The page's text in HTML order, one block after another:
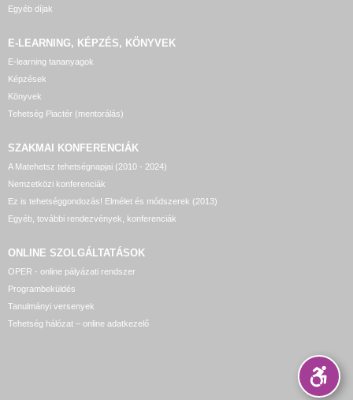
Egyéb díjak
E-LEARNING, KÉPZÉS, KÖNYVEK
E-learning tananyagok
Képzések
Könyvek
Tehetség Piactér (mentorálás)
SZAKMAI KONFERENCIÁK
A Matehetsz tehetségnapjai (2010 - 2024)
Nemzetközi konferenciák
Ez is tehetséggondozás! Elmélet és módszerek (2013)
Egyéb, további rendezvények, konferenciák
ONLINE SZOLGÁLTATÁSOK
OPER - online pályázati rendszer
Programbeküldés
Tanulmányi versenyek
Tehetség hálózat – online adatkezelő